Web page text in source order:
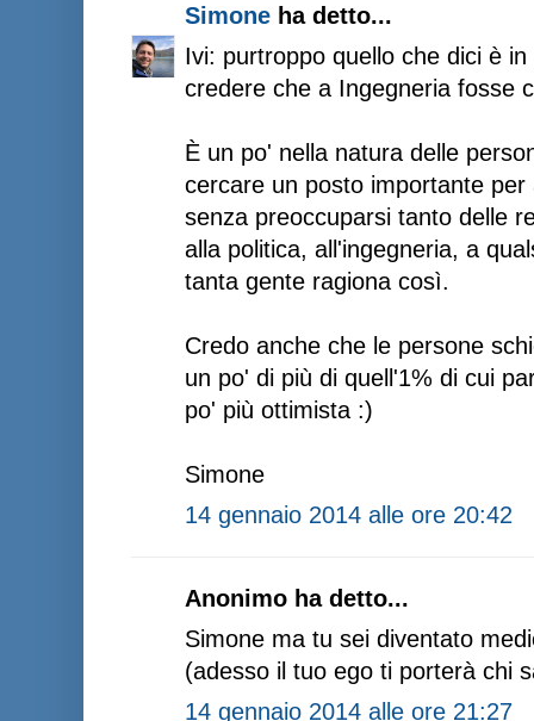
Simone ha detto...
Ivi: purtroppo quello che dici è
credere che a Ingegneria fosse
È un po' nella natura delle
cercare un posto importante
senza preoccuparsi tanto delle
alla politica, all'ingegneria, a
tanta gente ragiona così.
Credo anche che le persone
un po' di più di quell'1% di cui
po' più ottimista :)
Simone
14 gennaio 2014 alle ore 20:42
Anonimo ha detto...
Simone ma tu sei diventato
(adesso il tuo ego ti porterà chi
14 gennaio 2014 alle ore 21:27